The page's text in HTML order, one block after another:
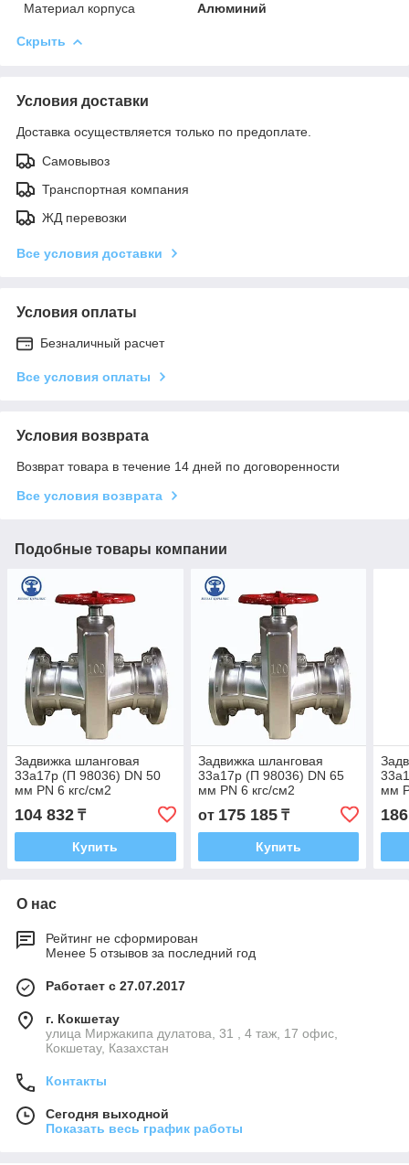
Материал корпуса
Алюминий
Скрыть
Условия доставки
Доставка осуществляется только по предоплате.
Самовывоз
Транспортная компания
ЖД перевозки
Все условия доставки
Условия оплаты
Безналичный расчет
Все условия оплаты
Условия возврата
Возврат товара в течение 14 дней по договоренности
Все условия возврата
Подобные товары компании
Задвижка шланговая
33а17р (П 98036) DN 50
мм PN 6 кгс/см2
104 832 ₸
Купить
Задвижка шланговая
33а17р (П 98036) DN 65
мм PN 6 кгс/см2
от 175 185₸
Купить
мм
О нас
Рейтинг не сформирован
Менее 5 отзывов за последний год
Работает с 27.07.2017
г. Кокшетау
улица Миржакипа дулатова, 31 , 4 таж, 17 офис,
Кокшетау, Казахстан
Контакты
Сегодня выходной
Показать весь график работы